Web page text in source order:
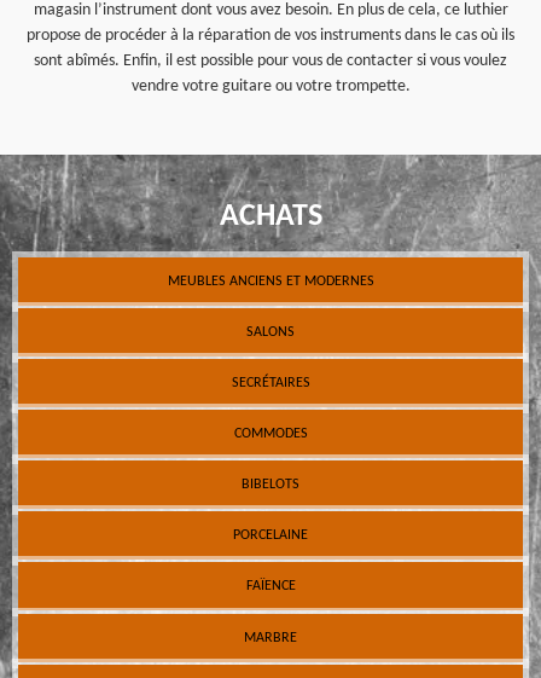
magasin l’instrument dont vous avez besoin. En plus de cela, ce luthier
propose de procéder à la réparation de vos instruments dans le cas où ils
sont abîmés. Enfin, il est possible pour vous de contacter si vous voulez
vendre votre guitare ou votre trompette.
ACHATS
MEUBLES ANCIENS ET MODERNES
SALONS
SECRÉTAIRES
COMMODES
BIBELOTS
PORCELAINE
FAÏENCE
MARBRE